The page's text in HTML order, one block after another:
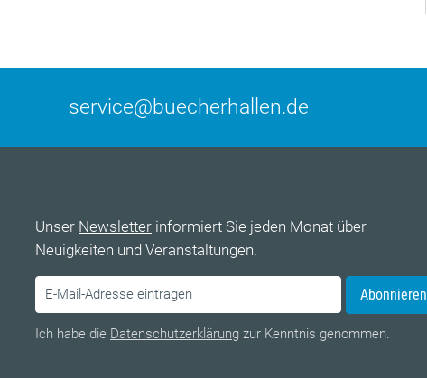
service@buecherhallen.de
Unser Newsletter informiert Sie jeden Monat über
Neuigkeiten und Veranstaltungen.
Abonnieren
Ich habe die Datenschutzerklärung zur Kenntnis genommen.